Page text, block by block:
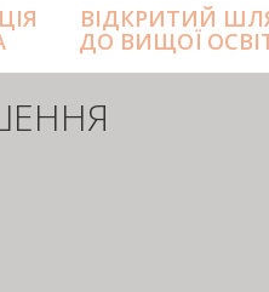
ВІДКРИТИЙ
ДО ВИЩОЇ